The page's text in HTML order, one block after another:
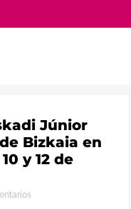
Júnior
Bizkaia en
y 12 de